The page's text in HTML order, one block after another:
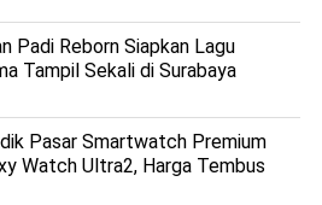
Padi Reborn Siapkan Lagu
Tampil Sekali di Surabaya
Pasar Smartwatch Premium
Watch Ultra2, Harga Tembus